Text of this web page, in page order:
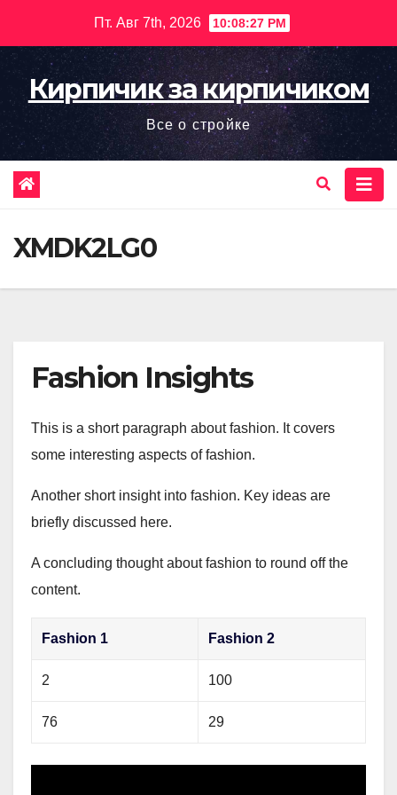
содержимому
Пт. Авг 7th, 2026 10:08:29 PM
Кирпичик за кирпичиком
Все о стройке
XMDK2LG0
Fashion Insights
This is a short paragraph about fashion. It covers
some interesting aspects of fashion.
Another short insight into fashion. Key ideas are
briefly discussed here.
A concluding thought about fashion to round off the
content.
Fashion 1 Fashion 2
2 100
76 29